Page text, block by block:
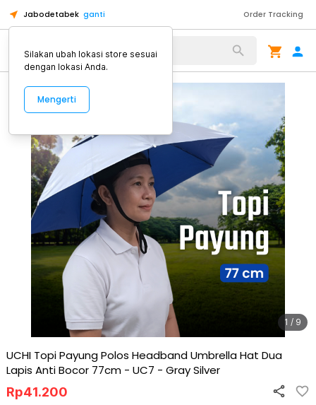
Jabodetabek ganti Order Tracking
Alat Kopi
1 / 9
UCHI Topi Payung Polos Headband Umbrella Hat Dua
Lapis Anti Bocor 77cm - UC7 - Gray Silver
Rp41.200
Silakan ubah lokasi store sesuai
dengan lokasi Anda.
Mengerti